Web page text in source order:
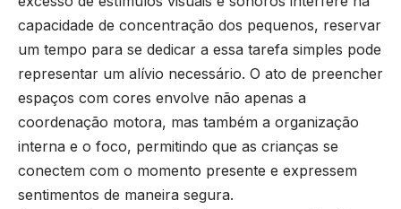
capacidade de concentração dos pequenos, reservar
um tempo para se dedicar a essa tarefa simples pode
representar um alívio necessário. O ato de preencher
espaços com cores envolve não apenas a
coordenação motora, mas também a organização
interna e o foco, permitindo que as crianças se
conectem com o momento presente e expressem
sentimentos de maneira segura.